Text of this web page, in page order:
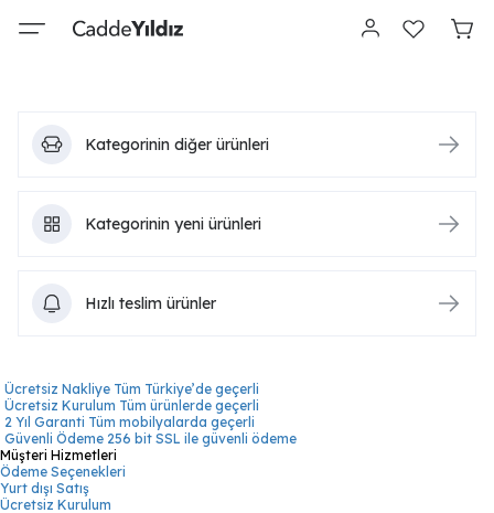
Kategorinin diğer ürünleri
Kategorinin yeni ürünleri
Hızlı teslim ürünler
Ücretsiz Nakliye Tüm Türkiye’de geçerli
Ücretsiz Kurulum Tüm ürünlerde geçerli
2 Yıl Garanti Tüm mobilyalarda geçerli
Güvenli Ödeme 256 bit SSL ile güvenli ödeme
Müşteri Hizmetleri
Ödeme Seçenekleri
Yurt dışı Satış
Ücretsiz Kurulum